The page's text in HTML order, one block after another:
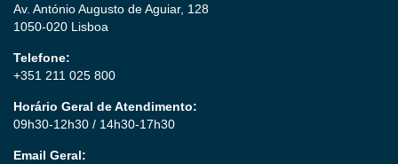
Av. António Augusto de Aguiar, 128
1050-020 Lisboa
Telefone:
+351 211 025 800
Horário Geral de Atendimento:
09h30-12h30 / 14h30-17h30
Email Geral: